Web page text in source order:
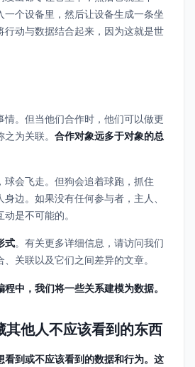
一个设备里，然后让设备生成一条坐
行动与数据结合起来，因为这就是世
情。但当他们合作时，他们可以做更
为关联。 合作对象远多于对象的总
球会飞走。但狗会追着球跑，抓住
边。如果没有任何参与者，主人、
是不可能的。
式。有关更多详细信息，请访问我们
关联以及它们之间差异的文章。
中，我们将一些关系建模为数据。
其他人不应该看到的东西
看到或不应该看到的数据和行为。这